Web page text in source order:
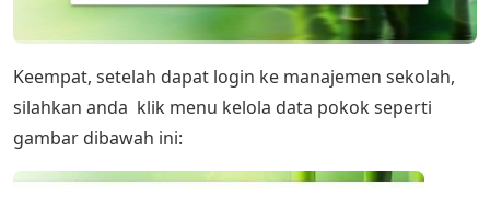
Keempat, setelah dapat login ke manajemen sekolah,
silahkan anda klik menu kelola data pokok seperti
gambar dibawah ini: